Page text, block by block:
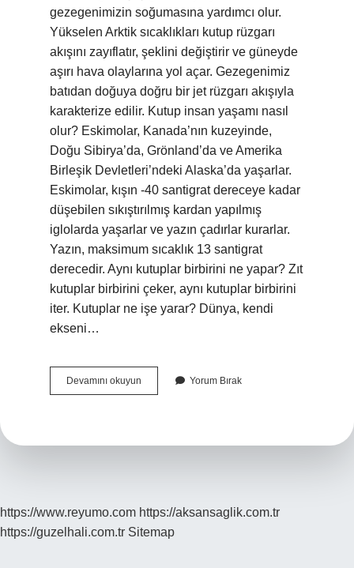
gezegenimizin soğumasına yardımcı olur.
Yükselen Arktik sıcaklıkları kutup rüzgarı
akışını zayıflatır, şeklini değiştirir ve güneyde
aşırı hava olaylarına yol açar. Gezegenimiz
batıdan doğuya doğru bir jet rüzgarı akışıyla
karakterize edilir. Kutup insan yaşamı nasıl
olur? Eskimolar, Kanada’nın kuzeyinde,
Doğu Sibirya’da, Grönland’da ve Amerika
Birleşik Devletleri’ndeki Alaska’da yaşarlar.
Eskimolar, kışın -40 santigrat dereceye kadar
düşebilen sıkıştırılmış kardan yapılmış
iglolarda yaşarlar ve yazın çadırlar kurarlar.
Yazın, maksimum sıcaklık 13 santigrat
derecedir. Aynı kutuplar birbirini ne yapar? Zıt
kutuplar birbirini çeker, aynı kutuplar birbirini
iter. Kutuplar ne işe yarar? Dünya, kendi
ekseni…
Devamını okuyun Kutuplar
Ne
Yorum Bırak
https://www.reyumo.com https://aksansaglik.com.tr
https://guzelhali.com.tr Sitemap